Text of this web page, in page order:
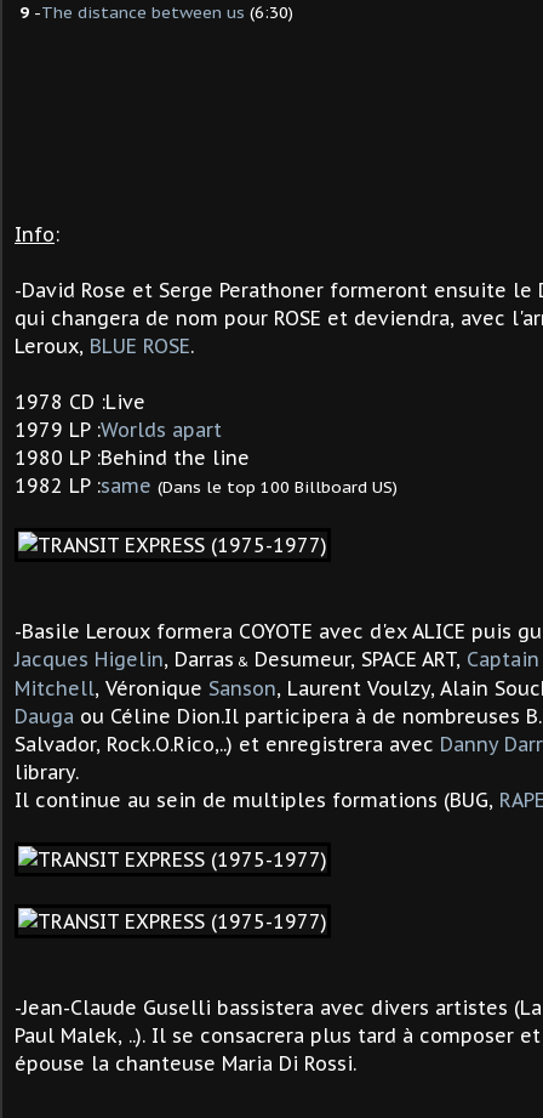
9 -The distance between us (6:30)
Info:
-David Rose et Serge Perathoner formeront ensuite le
qui changera de nom pour ROSE et deviendra, avec
Leroux, BLUE ROSE.
1978 CD :Live
1979 LP :Worlds apart
1980 LP :Behind the line
1982 LP :same (Dans le top 100 Billboard US)
-Basile Leroux formera COYOTE avec d'ex ALICE puis
Jacques Higelin, Darras & Desumeur, SPACE ART,
Mitchell, Véronique Sanson, Laurent Voulzy, Alain
Dauga ou Céline Dion.Il participera à de nombreuses
Salvador, Rock.O.Rico,..) et enregistrera avec Danny
library.
Il continue au sein de multiples formations (BUG,
-Jean-Claude Guselli bassistera avec divers artistes
Paul Malek, ..). Il se consacrera plus tard à composer
épouse la chanteuse Maria Di Rossi.